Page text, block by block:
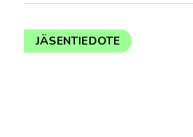
JÄSENTIEDOTE